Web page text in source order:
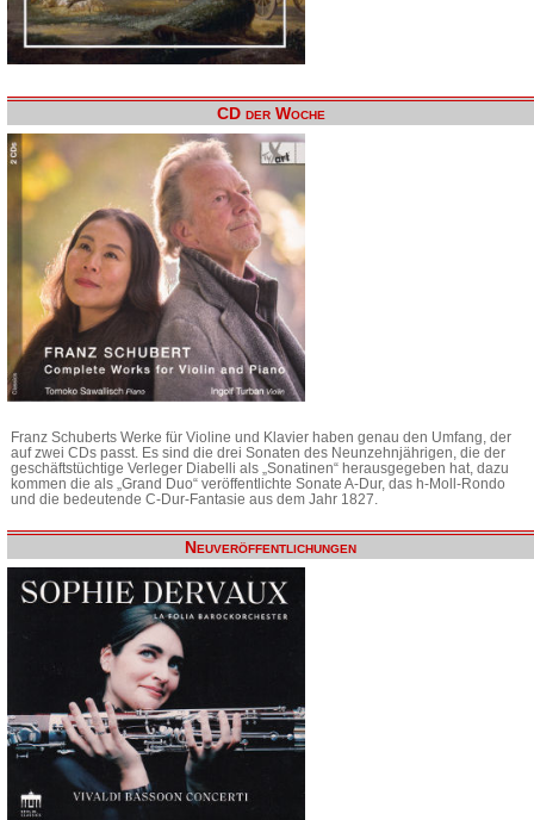
CD der Woche
Franz Schuberts Werke für Violine und Klavier haben genau den Umfang, der
auf zwei CDs passt. Es sind die drei Sonaten des Neunzehnjährigen, die der
geschäftstüchtige Verleger Diabelli als „Sonatinen“ herausgegeben hat, dazu
kommen die als „Grand Duo“ veröffentlichte Sonate A-Dur, das h-Moll-Rondo
und die bedeutende C-Dur-Fantasie aus dem Jahr 1827.
Neuveröffentlichungen